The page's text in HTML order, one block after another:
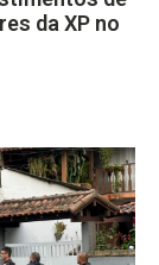
da XP no